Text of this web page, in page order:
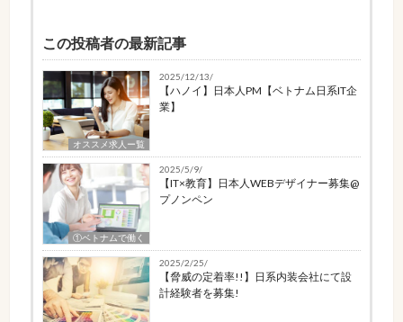
この投稿者の最新記事
オススメ求人ー覧
2025/12/13/
【ハノイ】日本人PM【ベトナム日系IT企
業】
①ベトナムで働く
2025/5/9/
【IT×教育】日本人WEBデザイナー募集@
プノンペン
2025/2/25/
【脅威の定着率!!】日系内装会社にて設
計経験者を募集!